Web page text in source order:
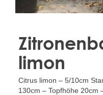
limon
Citrus limon – 5/10cm
130cm – Topfhöhe 20cm